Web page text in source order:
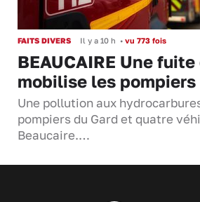
FAITS DIVERS Il y a 10 h • vu 773 fois
BEAUCAIRE Une
mobilise les
Une pollution aux
pompiers du Gard et quatre
Beaucaire.…